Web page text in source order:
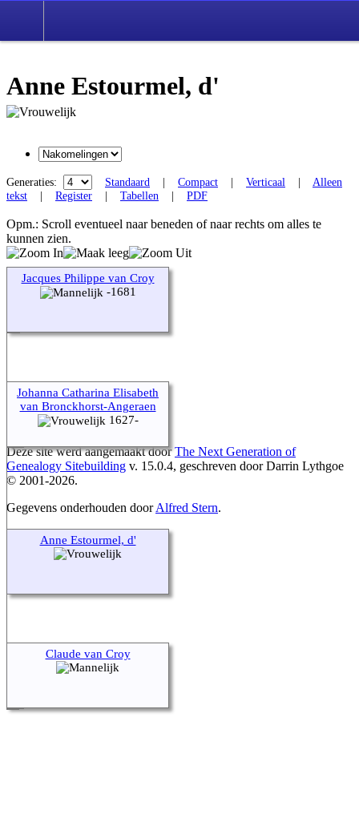
Anne Estourmel, d'
Generaties: Standaard Compact Verticaal
Alleen
tekst
Register Tabellen PDF
Opm.: Scroll eventueel naar beneden of naar rechts om alles te
kunnen zien.
Jacques Philippe van Croy
-1681
Johanna Catharina Elisabeth
van Bronckhorst-Angeraen
1627-
Anne Estourmel, d'
Claude van Croy
Deze site werd aangemaakt doorThe Next Generation of
Genealogy Sitebuilding v. 15.0.4, geschreven door Darrin Lythgoe
© 2001-2026.
Gegevens onderhouden doorAlfred Stern.
Ga naar standaard site